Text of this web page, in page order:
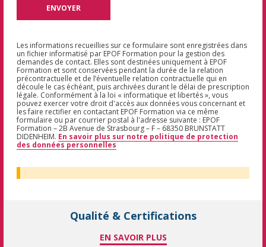
Les informations recueillies sur ce formulaire sont enregistrées dans
un fichier informatisé par EPOF Formation pour la gestion des
demandes de contact. Elles sont destinées uniquement à EPOF
Formation et sont conservées pendant la durée de la relation
précontractuelle et de l’éventuelle relation contractuelle qui en
découle le cas échéant, puis archivées durant le délai de prescription
légale. Conformément à la loi « informatique et libertés », vous
pouvez exercer votre droit d'accès aux données vous concernant et
les faire rectifier en contactant EPOF Formation via ce même
formulaire ou par courrier postal à l'adresse suivante : EPOF
Formation – 2B Avenue de Strasbourg – F – 68350 BRUNSTATT
DIDENHEIM. En savoir plus sur notre politique de protection
des données personnelles
Qualité & Certifications
EN SAVOIR PLUS